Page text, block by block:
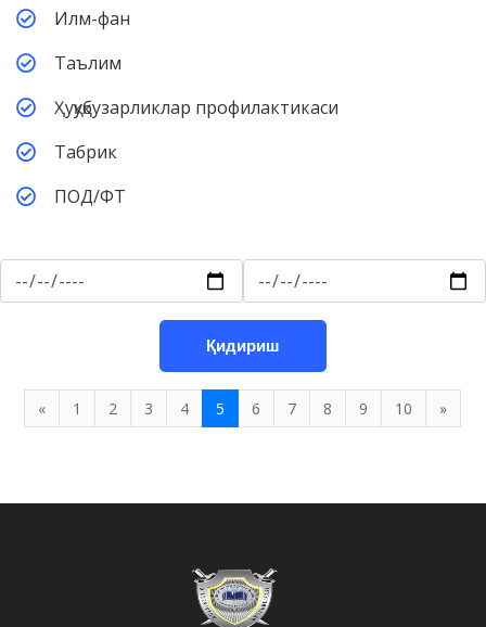
Илм-фан
Таълим
Ҳуқуқбузарликлар профилактикаси
Табрик
ПОД/ФТ
Қидириш
« 1 2 3 4 5 6 7 8 9 10 »